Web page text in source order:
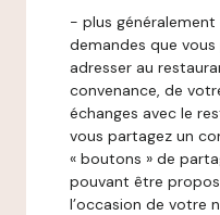
- plus
demandes que
adresser au
convenance, de
échanges avec le
vous partagez un
« boutons » de
pouvant être
l’occasion de votre